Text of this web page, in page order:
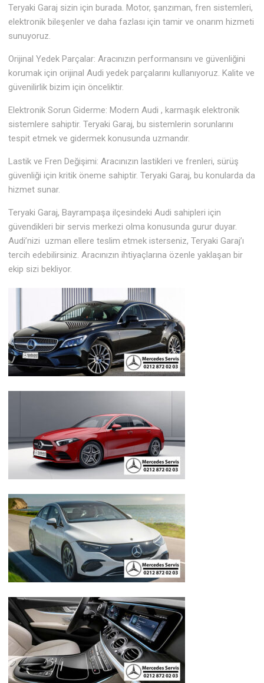
Teryaki Garaj sizin için burada. Motor, şanzıman, fren sistemleri,
elektronik bileşenler ve daha fazlası için tamir ve onarım hizmeti
sunuyoruz.
Orijinal Yedek Parçalar: Aracınızın performansını ve güvenliğini
korumak için orijinal Audi yedek parçalarını kullanıyoruz. Kalite ve
güvenilirlik bizim için önceliktir.
Elektronik Sorun Giderme: Modern Audi , karmaşık elektronik
sistemlere sahiptir. Teryaki Garaj, bu sistemlerin sorunlarını
tespit etmek ve gidermek konusunda uzmandır.
Lastik ve Fren Değişimi: Aracınızın lastikleri ve frenleri, sürüş
güvenliği için kritik öneme sahiptir. Teryaki Garaj, bu konularda da
hizmet sunar.
Teryaki Garaj, Bayrampaşa ilçesindeki Audi sahipleri için
güvendikleri bir servis merkezi olma konusunda gurur duyar.
Audi’nizi uzman ellere teslim etmek isterseniz, Teryaki Garaj’ı
tercih edebilirsiniz. Aracınızın ihtiyaçlarına özenle yaklaşan bir
ekip sizi bekliyor.